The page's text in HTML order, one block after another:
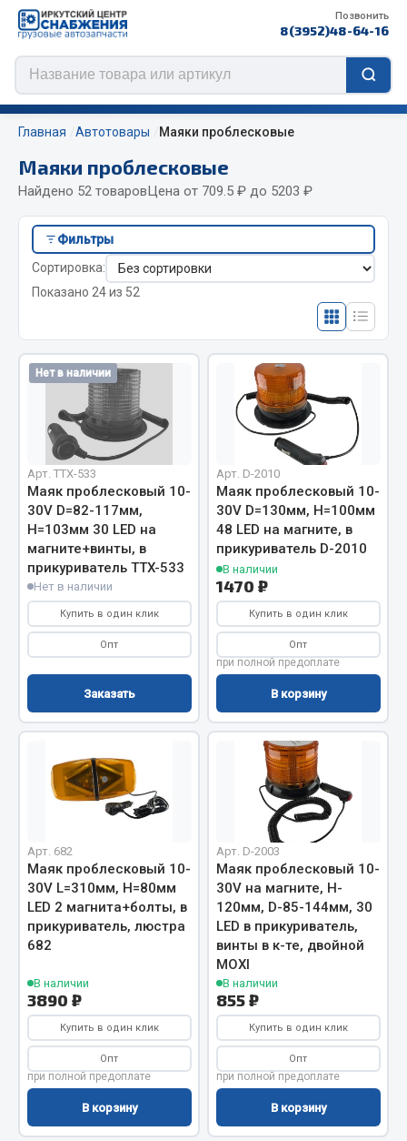
Позвонить
8(3952)48-64-16
Цепи противоскольжения
ЦЕПИ РОССИЯ
ЦЕПИ BOHU (Китай)
Изготовление цепей на колеса BOHU
Весь раздел
Отопители салона, подогреватели
Автономные воздушные отопители
Жидкостные подогреватели
Отопители салона
Подогреватели тосола
Весь раздел
Автотовары
Автозвук
Автокаталоги
Брызговики
Вентиляторы кабины
Показать ещё
Весь раздел
Масла
Охладжающие жидкости
Технические жидкости
Весь раздел
Главная Автотовары Маяки проблесковые
Маяки проблесковые
Найдено 52 товаровЦена от 709.5 ₽ до 5203 ₽
Фильтры
Сортировка:
Показано 24 из 52
Нет в наличии
Арт. TTX-533
Маяк проблесковый 10-
30V D=82-117мм,
H=103мм 30 LED на
магните+винты, в
прикуриватель TTX-533
Нет в наличии
Купить в один клик
Опт
Заказать
Арт. D-2010
Маяк проблесковый 10-
30V D=130мм, H=100мм
48 LED на магните, в
прикуриватель D-2010
В наличии
1470 ₽
Купить в один клик
Опт
при полной предоплате
В корзину
Арт. 682
Маяк проблесковый 10-
30V L=310мм, H=80мм
LED 2 магнита+болты, в
прикуриватель, люстра
682
В наличии
3890 ₽
Купить в один клик
Опт
при полной предоплате
В корзину
Арт. D-2003
Маяк проблесковый 10-
30V на магните, H-
120мм, D-85-144мм, 30
LED в прикуриватель,
винты в к-те, двойной
MOXI
В наличии
855 ₽
Купить в один клик
Опт
при полной предоплате
В корзину